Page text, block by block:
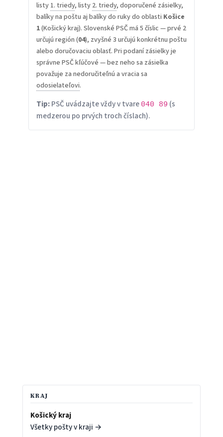
listy 1. triedy, listy 2. triedy, doporučené zásielky,
balíky na poštu aj balíky do ruky do oblasti Košice
1(Košický kraj). Slovenské PSČ má 5 číslic — prvé 2
určujú región (04), zvyšné 3 určujú konkrétnu poštu
alebo doručovaciu oblasť. Pri podaní zásielky je
správne PSČ kľúčové — bez neho sa zásielka
považuje za nedoručiteľnú a vracia sa
odosielateľovi.
Tip:PSČ uvádzajte vždy v tvare 040 89 (s
medzerou po prvých troch číslach).
KRAJ
Košický kraj
Všetky pošty v kraji →